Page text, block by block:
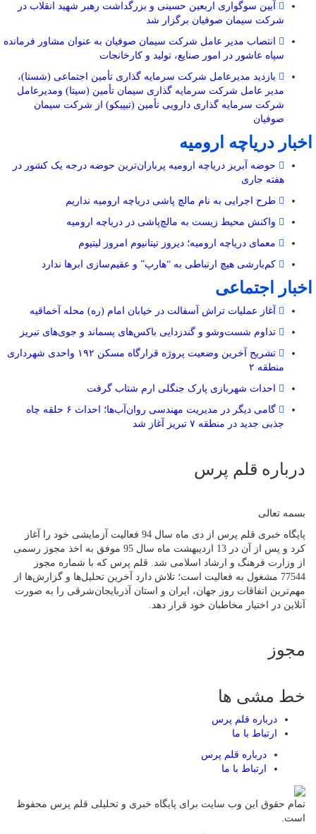
آیین سوگواری اربعین حسینی و بزرگداشت رهبر شهید انقلاب در
شرکت سیمان صوفیان برگزار شد
انتصاب مدیر عامل شرکت سیمان صوفیان به عنوان مشاور فرمانده
سپاه عاشور در امور صنایع، تولید و کارخانجات
بازدید مدیرعامل شرکت سرمایه گذاری تأمین اجتماعی (شستا)،
مدیر عامل شرکت سرمایه گذاری سیمان تأمین (سیتا) ومدیرعامل
شرکت سرمایه گذاری دارویی تأمین (تیپیکو) از شرکت سیمان
صوفیان
اخبار دریاچه ارومیه
حوضه آبریز دریاچه ارومیه پرباران‌ترین حوضه‌ درجه یک کشور در
هفته جاری
طرح اجرایی به نام مالچ پاشی دریاچه ارومیه نداریم
واکنش محیط زیست به مالچ‌پاشی در دریاچه ارومیه
معمای دریاچه ارومیه؛ دیروز تیتانیوم امروز لیتیوم
کم‌بارشی هیچ ارتباطی به “هارپ” و عقیم‌سازی ابرها ندارد
اخبار اجتماعی
آغاز عملیات تراش آسفالت در خیابان امام (ره) محله آخماقیه
تداوم شست‌وشو و گندزدایی باکس‌های پسماند و جوی‌های تبریز
تشریح آخرین وضعیت پروژه قرارگاه مسکن ۱۹۲ واحدی شهرداری
منطقه ۲
احداث شهربازی پارک جنگلی ارم شتاب گرفت
گامی دیگر در مدیریت مهندسی روان‌آب‌ها؛ احداث ۶ حلقه چاه
جذبی جدید در منطقه ۷ تبریز آغاز شد
درباره قلم پرس
بسمه تعالی
پایگاه خبری قلم پرس از دی ماه سال 94 فعالیت آزمایشی خود را آغاز
کرد و پس از آن در 13 اردیبهشت ماه سال 95 موفق به اخذ مجوز رسمی
از وزارت فرهنگ و ارشاد اسلامی شد. قلم پرس که با شماره مجوز
77544 مشغول به فعالیت است؛ تلاش دارد آخرین تحلیل‌ها و گزارش‌ها از
مهم‌ترین اتفاقات روز جهان، ایران و استان آذربایجان‌شرقی را به صورت
آنلاین در اختیار مخاطبان خود قرار دهد.
مجوز
خط مشی ها
درباره قلم پرس
ارتباط با ما
درباره قلم پرس
ارتباط با ما
تمام حقوق این وب سایت برای پایگاه خبری و تحلیلی قلم پرس محفوظ
است.